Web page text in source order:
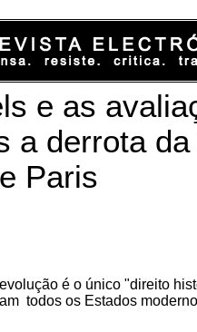
e as
a derrota
Paris
é o único "direito
todos os Estados